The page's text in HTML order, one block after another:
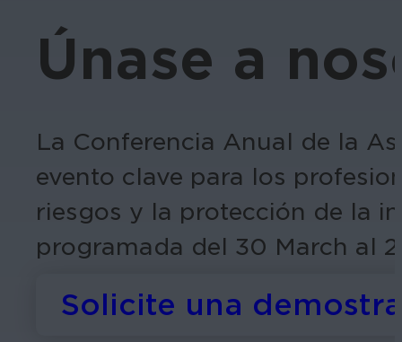
Únase a
La Conferencia Anual de la
evento clave para los
riesgos y la protección de la
programada del 30 March al
Solicite una